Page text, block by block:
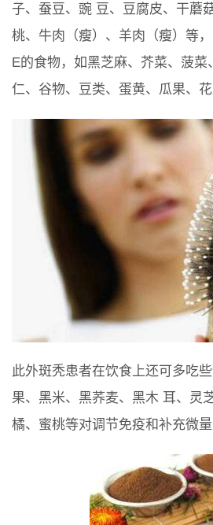
子、蚕豆、豌 豆、豆腐皮、干蘑
桃、牛肉（瘦）、羊肉（瘦）等
E的食物，如黑芝麻、芥菜、菠菜
仁、谷物、豆类、蛋黄、瓜果、花
此外斑秃患者在饮食上还可多吃
果、黑米、黑荞麦、黑木 耳、灵
橘、蜜桃等对调节免疫和补充微量